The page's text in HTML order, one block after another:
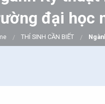
đại học
THÍ SINH CẦN BIẾT